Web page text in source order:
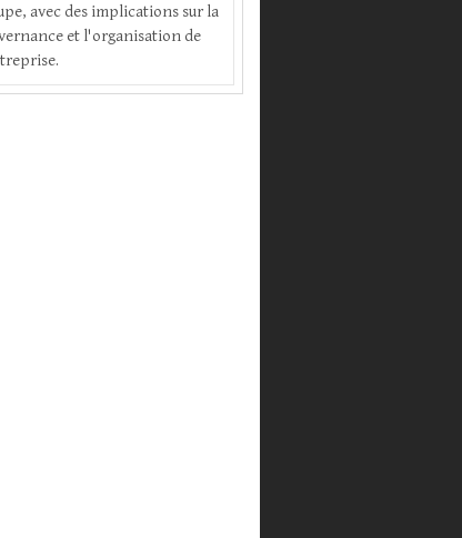
avec des implications sur la
et l'organisation de